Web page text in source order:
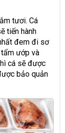
tươi. Cá
tiến hành
đem đi sơ
ướp và
cá sẽ được
bảo quản